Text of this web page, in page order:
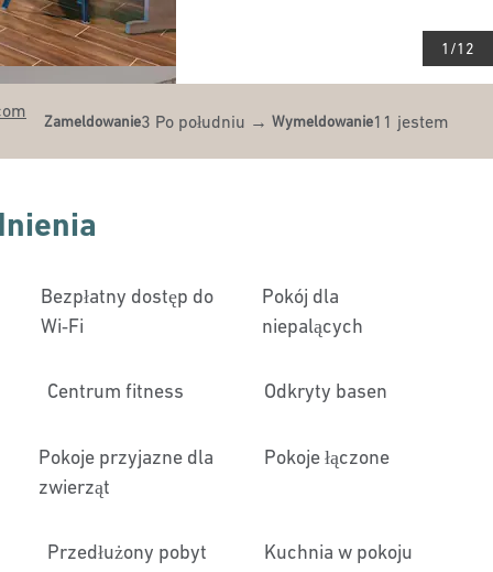
1 /12
Zameldowanie3 Po południu → Wymeldowanie11 jestem
Bezpłatny dostęp do
Wi‑Fi
Pokój dla
niepalących
Centrum fitness Odkryty basen
Pokoje przyjazne dla
zwierząt
Pokoje łączone
Przedłużony pobyt Kuchnia w pokoju